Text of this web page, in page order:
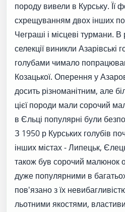
породу вивели в Курську. Її
схрещуванням двох інших
Чеграші і місцеві турмани. В
селекції виникли
голубами чимало
Козацької. Оперення у
досить різноманітним, але
цієї породи мали сорочий
в Єльці популярні були
З 1950 р Курських голубів
інших містах - Липецьк,
також був сорочий малюнок
дуже популярними в
пов'язано з їх
льотними якостями,